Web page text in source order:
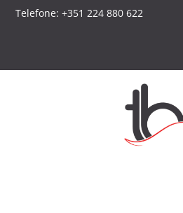
Telefone: +351 224 880 622